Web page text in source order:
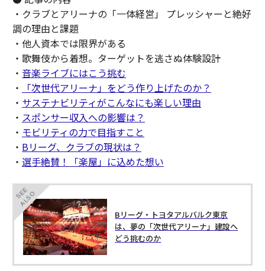
・クラブとアリーナの「一体経営」 プレッシャーと絶好
調の理由と課題
・他人資本では限界がある
・歌舞伎から着想。ターゲットを逃さぬ体験設計
・ 音楽ライブにはこう挑む
・
「次世代アリーナ」をどう作り上げたのか？
・ サステナビリティがこんなにも楽しい理由
・ スポンサー収入への影響は？
・ モビリティの力で目指すこと
・ Bリーグ、クラブの現状は？
・ 選手絶賛！「楽屋」に込めた想い
SEE
ALSO
Bリーグ・トヨタアルバルク東京
は、夢の「次世代アリーナ」建設へ
どう挑むのか